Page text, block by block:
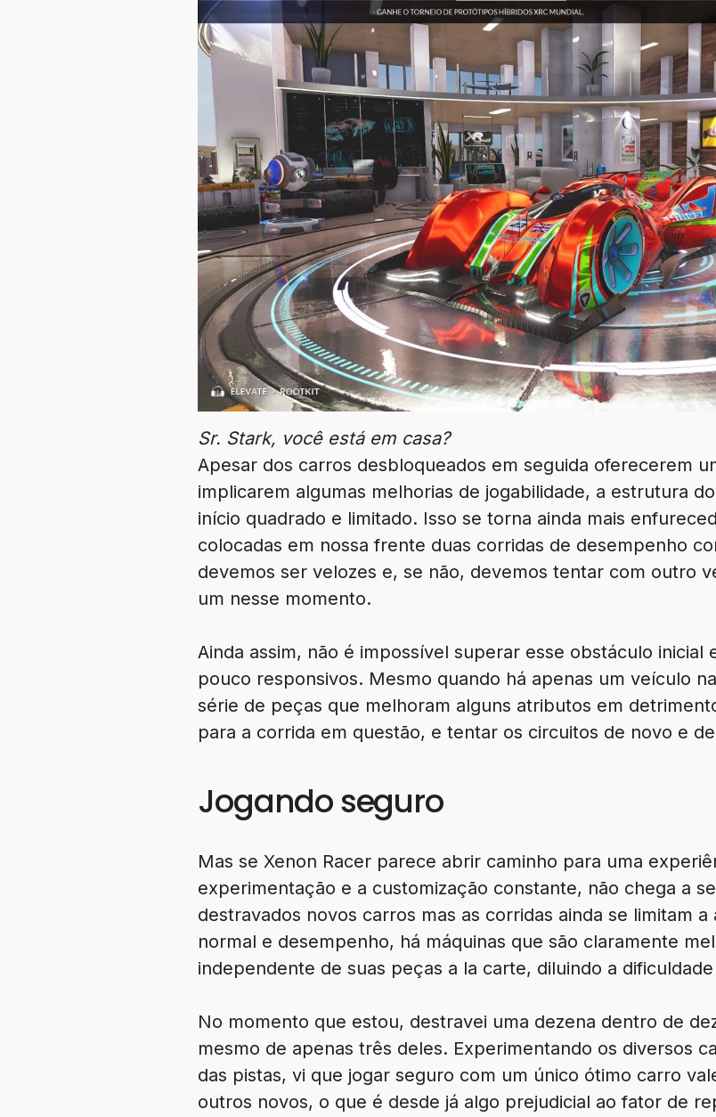
Sr. Stark, você está em casa?
Apesar dos carros desbloqueados em seguida oferecerem
implicarem algumas melhorias de jogabilidade, a estrutura
início quadrado e limitado. Isso se torna ainda mais
colocadas em nossa frente duas corridas de desempenho
devemos ser velozes e, se não, devemos tentar com outro
um nesse momento.
Ainda assim, não é impossível superar esse obstáculo inicial
pouco responsivos. Mesmo quando há apenas um veículo
série de peças que melhoram alguns atributos em
para a corrida em questão, e tentar os circuitos de novo e
Jogando seguro
Mas se Xenon Racer parece abrir caminho para uma
experimentação e a customização constante, não chega a
destravados novos carros mas as corridas ainda se limitam
normal e desempenho, há máquinas que são claramente
independente de suas peças a la carte, diluindo a
No momento que estou, destravei uma dezena dentro de
mesmo de apenas três deles. Experimentando os diversos
das pistas, vi que jogar seguro com um único ótimo carro
outros novos, o que é desde já algo prejudicial ao fator de